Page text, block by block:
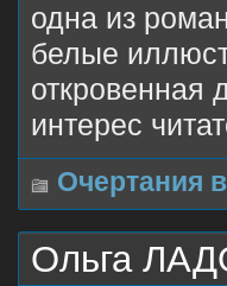
одна из
белые
откровенная
интерес
Очертания
Ольга